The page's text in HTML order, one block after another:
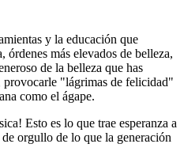
y la educación que
órdenes más elevados de belleza,
de la belleza que has
provocarle "lágrimas de felicidad"
como el ágape.
Esto es lo que trae esperanza a
orgullo de lo que la generación